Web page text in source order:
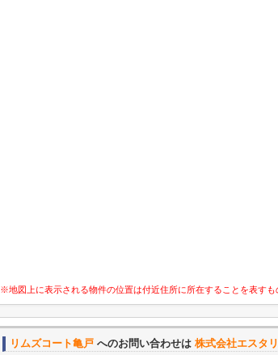
※地図上に表示される物件の位置は付近住所に所在することを表す
リムズコート亀戸 へのお問い合わせは 株式会社エスタ